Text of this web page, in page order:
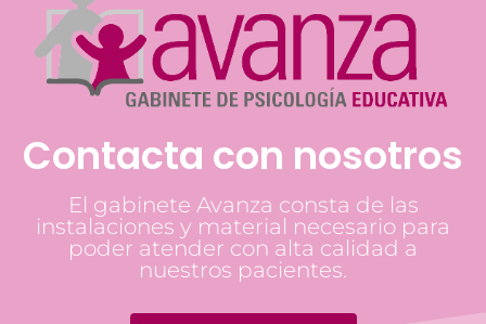
Contacta con nosotros
El gabinete Avanza consta de las
instalaciones y material necesario para
poder atender con alta calidad a
nuestros pacientes.